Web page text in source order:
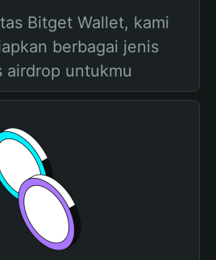
Bitget Wallet, kami
berbagai jenis
airdrop untukmu